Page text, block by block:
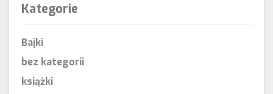
Kategorie
Bajki
bez kategorii
książki